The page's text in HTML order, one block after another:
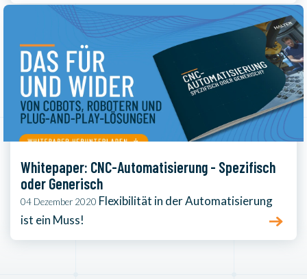
Whitepaper: CNC-Automatisierung - Spezifisch
oder Generisch
04 Dezember 2020 Flexibilität in der Automatisierung
ist ein Muss!